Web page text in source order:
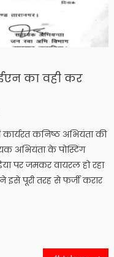
का वही कर
कनिष्ठ अभियंता की
अभियंता के पोस्टिंग
पर जमकर वायरल हो रहा
इसे पूरी तरह से फर्जी करार